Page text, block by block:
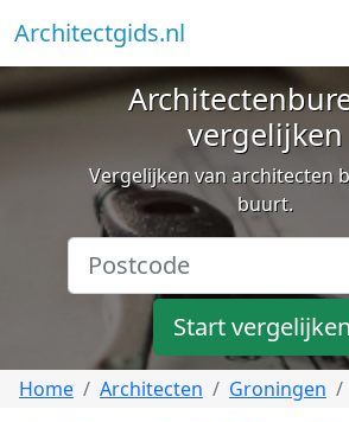
Architectgids.nl
vergelijken
Vergelijken van architecten
buurt.
Start
Home Architecten Groningen